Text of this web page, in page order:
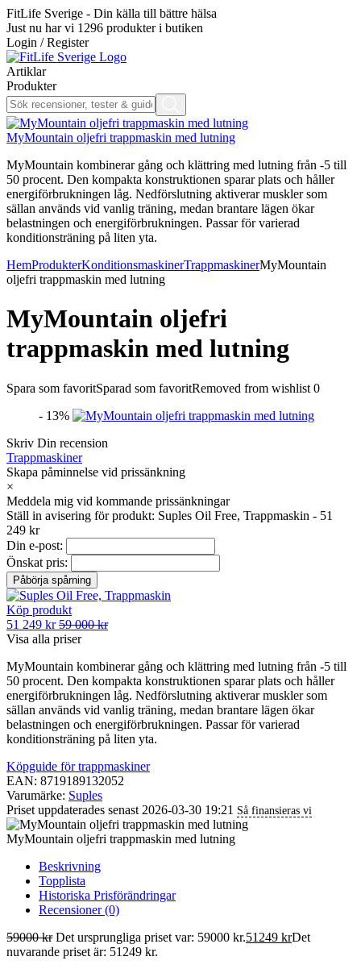
FitLife Sverige - Din källa till bättre hälsa
Just nu har vi 1296 produkter i butiken
Login / Register
Artiklar
Produkter
MyMountain oljefri trappmaskin med lutning
MyMountain kombinerar gång och klättring med lutning från -5 till
50 procent. Den kompakta konstruktionen sparar plats och håller
energiförbrukningen låg. Nedförslutning aktiverar muskler som
sällan används vid vanlig träning, medan brantare lägen ökar
belastningen och energiförbrukningen. Passar för varierad
konditionsträning på liten yta.
HemProdukterKonditionsmaskinerTrappmaskinerMyMountain
oljefri trappmaskin med lutning
MyMountain oljefri
trappmaskin med lutning
Spara som favoritSparad som favoritRemoved from wishlist 0
- 13%
Skriv Din recension
Trappmaskiner
Skapa påminnelse vid prissänkning
×
Meddela mig vid kommande prissänkningar
Ställ in avisering för produkt: Suples Oil Free, Trappmaskin - 51
249 kr
Din e-post:
Önskat pris:
Köp produkt
51 249 kr 59 000 kr
Visa alla priser
MyMountain kombinerar gång och klättring med lutning från -5 till
50 procent. Den kompakta konstruktionen sparar plats och håller
energiförbrukningen låg. Nedförslutning aktiverar muskler som
sällan används vid vanlig träning, medan brantare lägen ökar
belastningen och energiförbrukningen. Passar för varierad
konditionsträning på liten yta.
Köpguide för trappmaskiner
EAN: 8719189132052
Varumärke: Suples
Priset uppdaterades senast 2026-03-30 19:21 Så finansieras vi
MyMountain oljefri trappmaskin med lutning
Beskrivning
Topplista
Historiska Prisförändringar
Recensioner (0)
59000kr Det ursprungliga priset var: 59000 kr.51249 krDet
nuvarande priset är: 51249 kr.